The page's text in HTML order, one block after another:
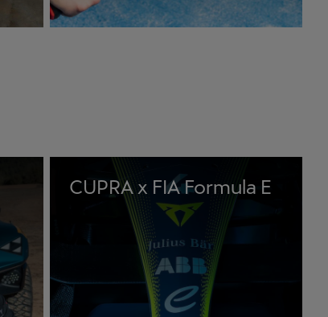
CUPRA x FIA Formula E